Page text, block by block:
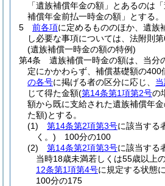
「遺族補償年金の額」とあるのは
補償年金前払一時金の額」とする。
5
前各項に定めるもののほか、遺族
し必要な事項については、法附則
(遺族補償一時金の額の特例)
第4条
遺族補償一時金の額は、当分
定にかかわらず、補償基礎額の400
の各号に掲げる者の区分に応じ、
じて得た金額(第14条第1項第2号の
額から既に支給された遺族補償年
た額)とする。
(1)
第14条第2項第3号に該当する
く。) 100分の100
(2)
第14条第2項第3号に該当する
当時18歳未満若しくは55歳以上
12条第1項第4号に規定する状態
100分の175